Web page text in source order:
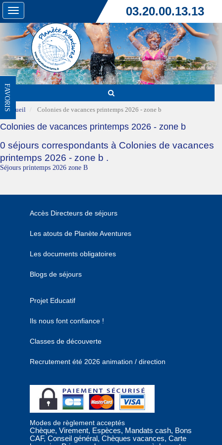
Toggle
navigation
03.20.00.13.13
FAVORIS
Accueil Colonies de vacances printemps 2026 - zone b
Colonies de vacances printemps 2026 - zone b
0 séjours correspondants à Colonies de vacances
printemps 2026 - zone b .
Séjours printemps 2026 zone B
Accès Directeurs de séjours
Les atouts de Planète Aventures
Les documents obligatoires
Blogs de séjours
Projet Educatif
Ils nous font confiance !
Classes de découverte
Recrutement été 2026 animation / direction
Modes de règlement acceptés
Chèque, Virement, Espèces, Mandats cash, Bons
CAF, Conseil général, Chèques vacances, Carte